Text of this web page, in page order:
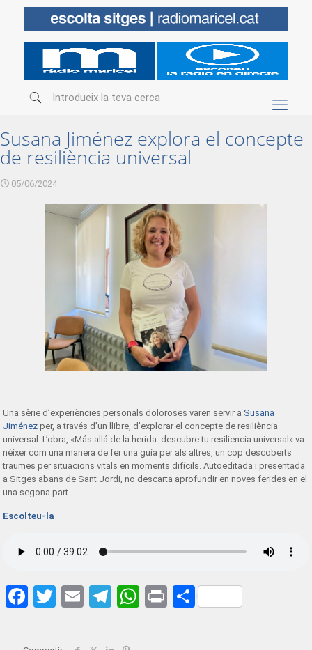
Susana Jiménez explora el concepte
de resiliència universal
05/06/2024
Una sèrie d’experiències personals doloroses varen servir a Susana
Jiménez per, a través d’un llibre, d’explorar el concepte de resiliència
universal. L’obra, «Más allá de la herida: descubre tu resiliencia universal» va
nèixer com una manera de fer una guía per als altres, un cop descoberts
traumes per situacions vitals en moments difícils. Autoeditada i presentada
a Sitges abans de Sant Jordi, no descarta aprofundir en noves ferides en el
una segona part.
Escolteu-l a
Facebook
Twitter
EmailTelegram
WhatsApp
PrintShare